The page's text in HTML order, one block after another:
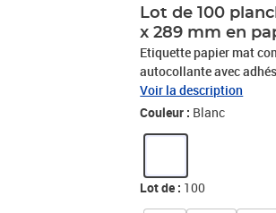
Lot de 100
x 289 mm en
Etiquette papier mat
autocollante avec
utilisation bureautique :
dossier ou pour toutes
Voir la description
Couleur : Blanc
Lot de : 100